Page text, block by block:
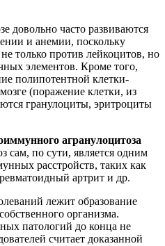
довольно часто развиваются
и анемии, поскольку
только против лейкоцитов, но
элементов. Кроме того,
полипотентной клетки-
(поражение клетки, из
гранулоциты, эритроциты
агранулоцитоза
сам, по сути, является одним
расстройств, таких как
артрит и др.
лежит образование
организма.
патологий до конца не
считает доказанной